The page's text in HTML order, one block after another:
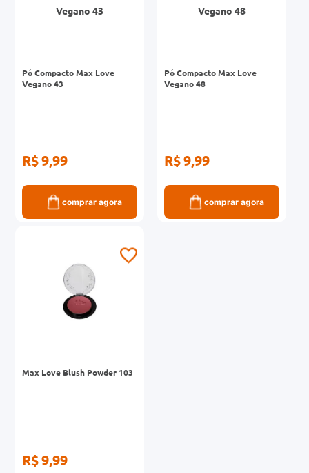
Pó Compacto Max Love
Vegano 43
R$ 9,99
comprar agora
Pó Compacto Max Love
Vegano 48
R$ 9,99
comprar agora
Max Love Blush Powder 103
R$ 9,99